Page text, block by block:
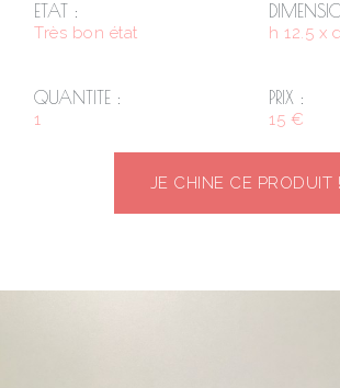
ETAT :
Très bon état
h 12.5 x
QUANTITE :
1
PRIX :
15 €
JE CHINE CE PRODUIT !